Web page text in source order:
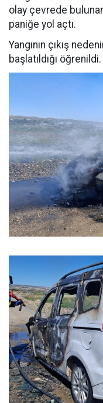
olay çevrede
paniğe yol açtı.
Yangının çıkış
başlatıldığı öğrenildi.